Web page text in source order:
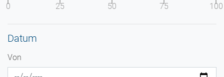
0 25 50 75 100
Datum
Von